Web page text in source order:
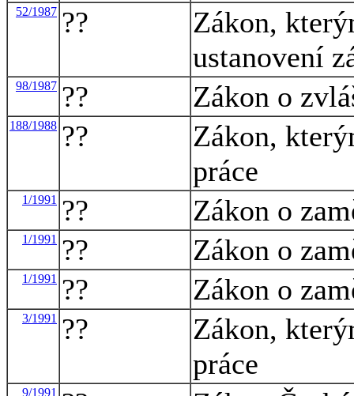
52/1987 ??
Zákon,
ustanovení
98/1987 ?? Zákon o
188/1988 ??
Zákon,
práce
1/1991 ?? Zákon o
1/1991 ?? Zákon o
1/1991 ?? Zákon o
3/1991 ??
Zákon,
práce
9/1991